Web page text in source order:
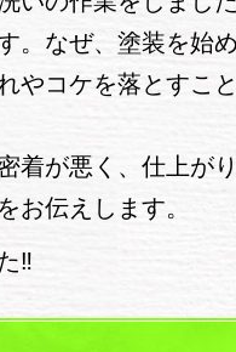
。なぜ、塗装を始
やコケを落とすこ
着が悪く、仕上が
お伝えします。
‼